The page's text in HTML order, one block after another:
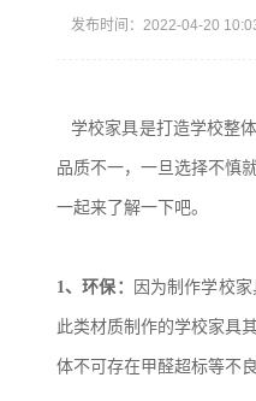
发布时间：2022-04-20
学校家具是打造学校整
品质不一，一旦选择不慎
一起来了解一下吧。
1、环保： 因为制作学校
此类材质制作的学校家具
体不可存在甲醛超标等不良